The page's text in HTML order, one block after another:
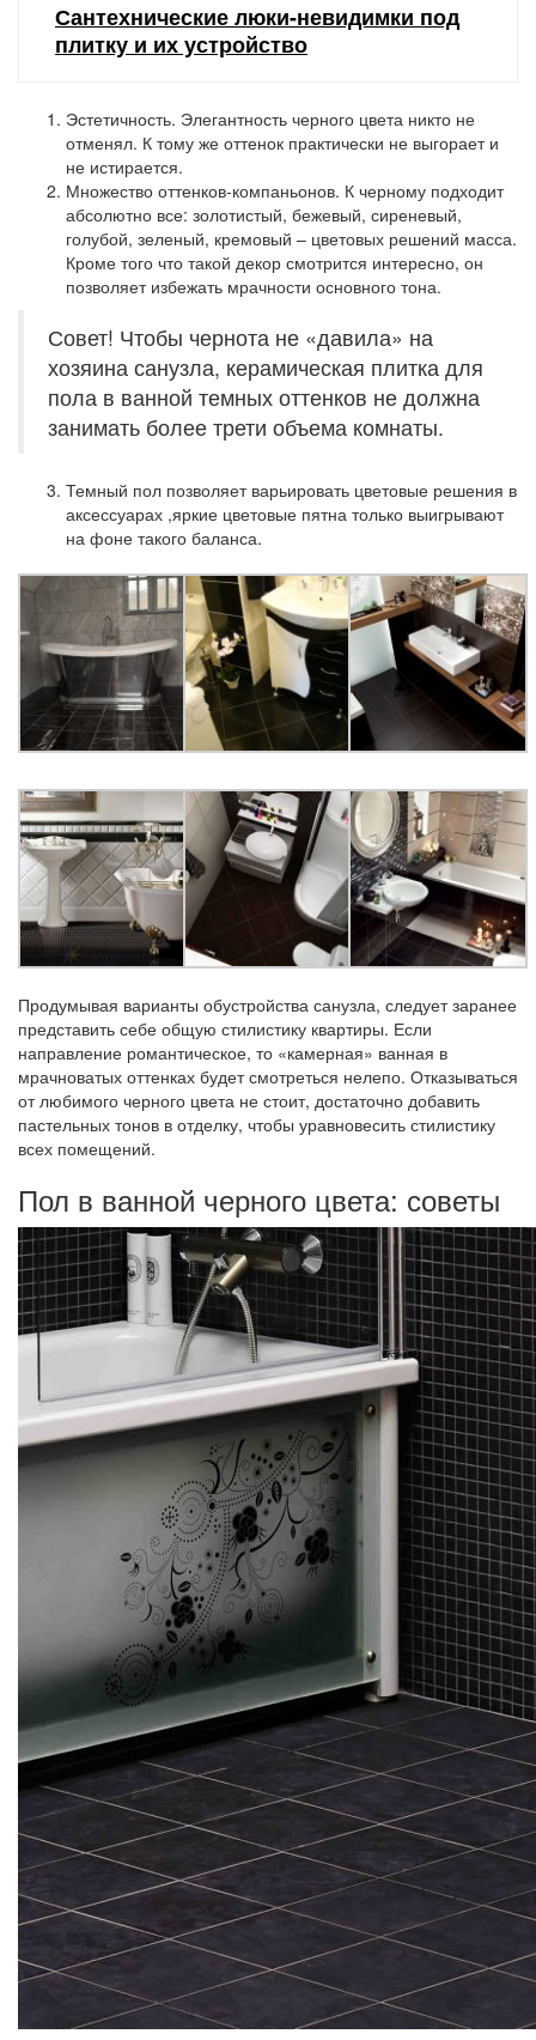
Сантехнические люки-невидимки под
плитку и их устройство
Эстетичность. Элегантность черного цвета никто не
отменял. К тому же оттенок практически не выгорает и
не истирается.
Множество оттенков-компаньонов. К черному подходит
абсолютно все: золотистый, бежевый, сиреневый,
голубой, зеленый, кремовый – цветовых решений масса.
Кроме того что такой декор смотрится интересно, он
позволяет избежать мрачности основного тона.
Совет! Чтобы чернота не «давила» на
хозяина санузла, керамическая плитка для
пола в ванной темных оттенков не должна
занимать более трети объема комнаты.
Темный пол позволяет варьировать цветовые решения в
аксессуарах ,яркие цветовые пятна только выигрывают
на фоне такого баланса.
Продумывая варианты обустройства санузла, следует заранее
представить себе общую стилистику квартиры. Если
направление романтическое, то «камерная» ванная в
мрачноватых оттенках будет смотреться нелепо. Отказываться
от любимого черного цвета не стоит, достаточно добавить
пастельных тонов в отделку, чтобы уравновесить стилистику
всех помещений.
Пол в ванной черного цвета: советы